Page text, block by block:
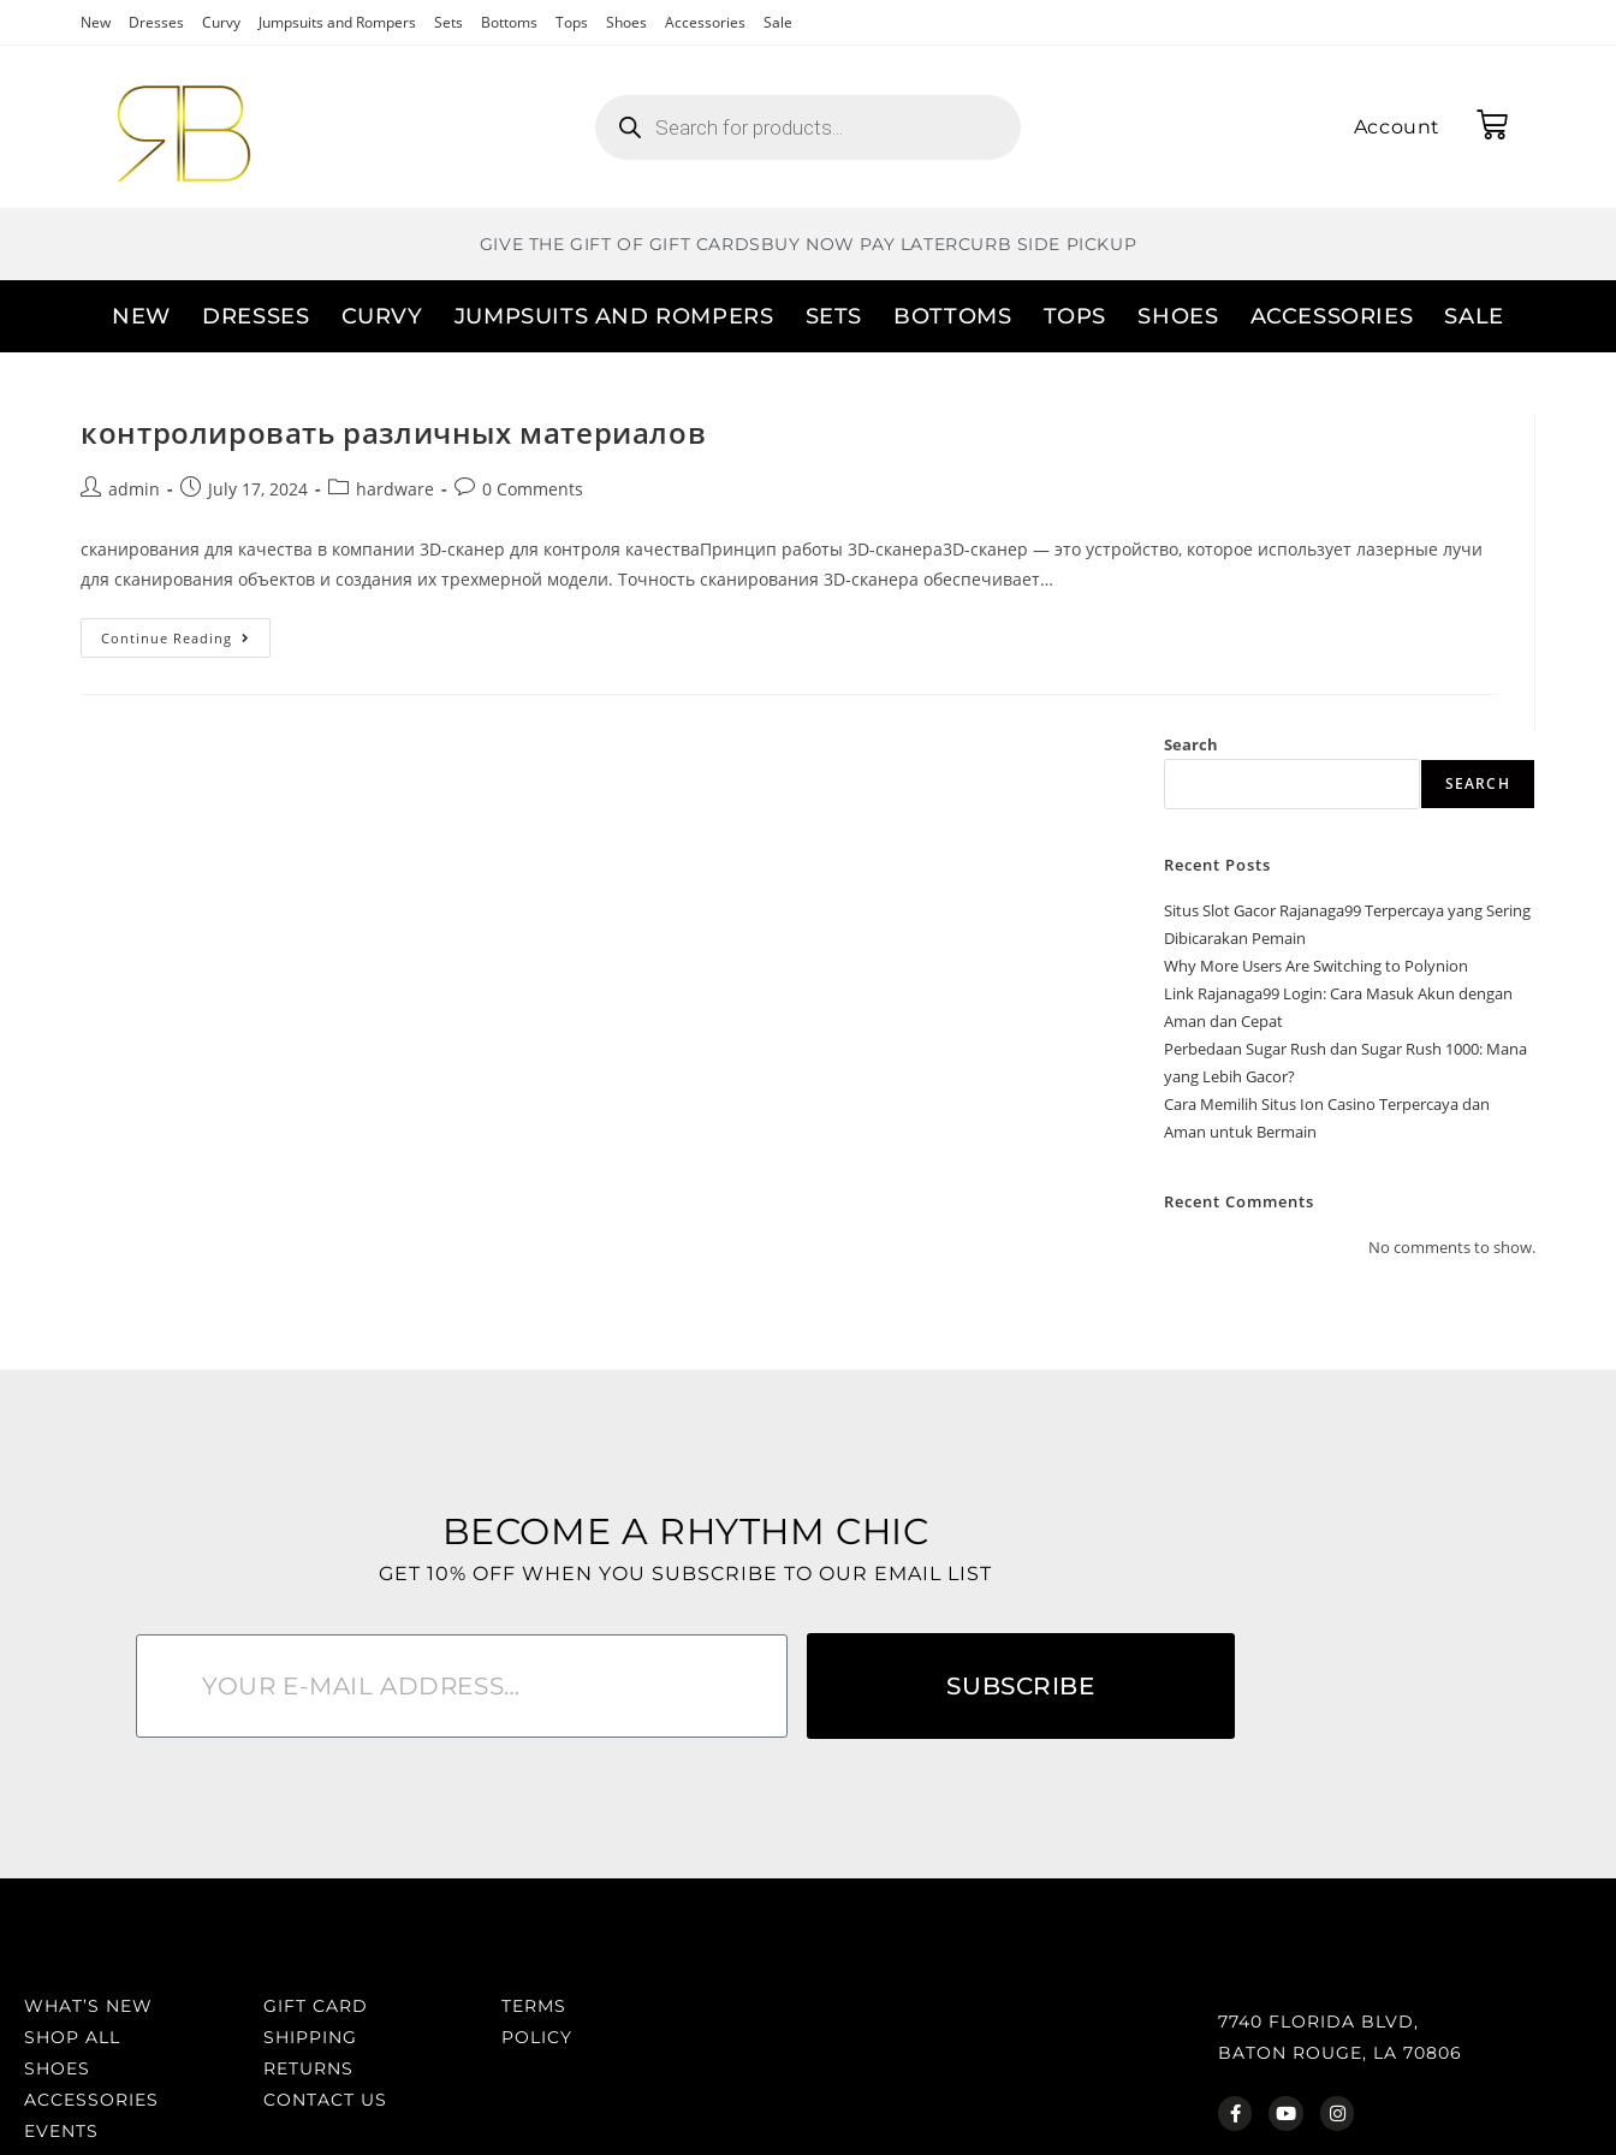
New Dresses Curvy Jumpsuits and Rompers Sets Bottoms Tops Shoes Accessories Sale
Account
GIVE THE GIFT OF GIFT CARDSBUY NOW PAY LATERCURB SIDE PICKUP
NEW DRESSES CURVY JUMPSUITS AND ROMPERS SETS BOTTOMS TOPS SHOES ACCESSORIES SALE
контролировать различных материалов
admin July 17, 2024 hardware 0 Comments
сканирования для качества в компании 3D-сканер для контроля качестваПринцип работы 3D-сканера3D-сканер — это устройство, которое использует лазерные лучи
для сканирования объектов и создания их трехмерной модели. Точность сканирования 3D-сканера обеспечивает…
Continue Reading
Search
SEARCH
Recent Posts
Situs Slot Gacor Rajanaga99 Terpercaya yang Sering
Dibicarakan Pemain
Why More Users Are Switching to Polynion
Link Rajanaga99 Login: Cara Masuk Akun dengan
Aman dan Cepat
Perbedaan Sugar Rush dan Sugar Rush 1000: Mana
yang Lebih Gacor?
Cara Memilih Situs Ion Casino Terpercaya dan
Aman untuk Bermain
Recent Comments
No comments to show.
BECOME A RHYTHM CHIC
GET 10% OFF WHEN YOU SUBSCRIBE TO OUR EMAIL LIST
SUBSCRIBE
WHAT’S NEW
SHOP ALL
SHOES
ACCESSORIES
EVENTS
GIFT CARD
SHIPPING
RETURNS
CONTACT US
TERMS
POLICY
7740 FLORIDA BLVD,
BATON ROUGE, LA 70806